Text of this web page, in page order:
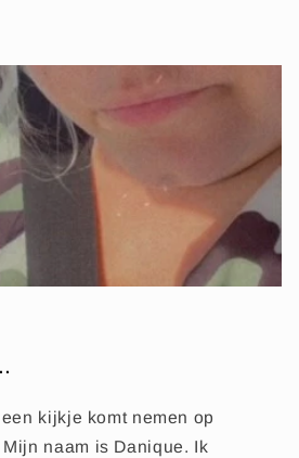
kijkje komt nemen op
naam is Danique. Ik